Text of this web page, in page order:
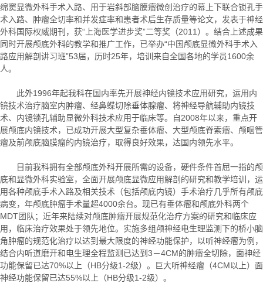
绵窦显微外科手术入路、用于岩斜部脑膜瘤微创治疗的幕上下联合锁孔手
术入路、肿瘤全切率和并发症率和患者术后生存质量等论文，发表于神经
外科国际权威期刊，获“上海医学进步奖”二等奖（2011）。结合上述成果
同时开展颅底外科的教学和推广工作，已举办“中国颅底显微外科手术入
路应用解剖讲习班”53届，历时25年，培训来自全国各地的学员1600余
人。
此外1996年起我科在国内率先开展神经内镜技术应用研究，运用内
镜技术治疗脑室内肿瘤、经鼻蝶切除垂体腺瘤、将神经导航辅助内镜技
术、内镜锁孔辅助显微外科技术应用于临床等。自2008年以来，重点开
展颅底内镜技术，已成功开展大型复杂垂体瘤、大型颅底脊索瘤、颅咽管
瘤及前颅底脑膜瘤的内镜治疗，取得良好效果，达国内领先水平。
目前我科拥有全部颅底外科开展所需的设备，硬件条件首屈一指的颅
底和显微外科实验室，全面开展颅底显微应用解剖的研究和教学培训，运
用各种颅底手术入路及相关技术（包括颅底内镜）手术治疗几乎所有颅底
病变，年颅底肿瘤手术量超4000余台。现已有垂体瘤和颅底外科两个
MDT团队；近年来陆续对颅底肿瘤开展规范化治疗方案的研究和临床应
用，临床治疗效果处于领先地位。实施多组颅神经电生理监测下的桥小脑
角肿瘤的规范化治疗以达到最大限度的神经功能保护，以听神经瘤为例，
结合内听道磨开和电生理全程监测已达到3－4CM的肿瘤全切除，面神经
功能保留已达70%以上（HB分级1-2级）。巨大听神经瘤（4CM以上）面
神经功能保留已达55%以上（HB分级1-2级）。